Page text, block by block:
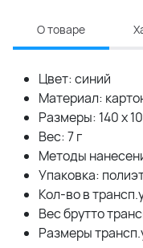
О товаре
Цвет: синий
Материал:
Размеры: 140 x
Вес: 7 г
Методы
Упаковка:
Кол-во в
Вес брутто
Размеры